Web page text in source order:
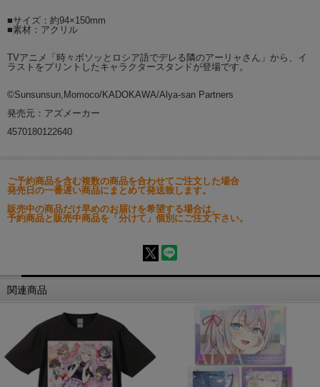
■サイズ：約94×150mm
■素材：アクリル
TVアニメ「時々ボソッとロシア語でデレる隣のアーリャさん」から、イ
ラストをプリントしたキャラクタースタンドが登場です。
©Sunsunsun,Momoco/KADOKAWA/Alya-san Partners
発売元：アズメーカー
4570180122640
ご予約商品を含む複数の商品を合わせてご注文した場合
発売日の一番遅い商品にまとめて発送致します。
販売中の商品だけ早めのお届けを希望する場合は、
予約商品と販売中商品を「分けて」個別にご注文下さい。
関連商品